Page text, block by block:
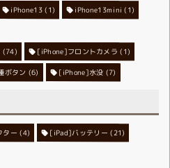
iPhone13(1) iPhone13mini (1)
(74) [iPhone]フロントカメラ (1)
ボタン (6) [iPhone]水没 (7)
ー (4) [iPad]バッテリー (21)